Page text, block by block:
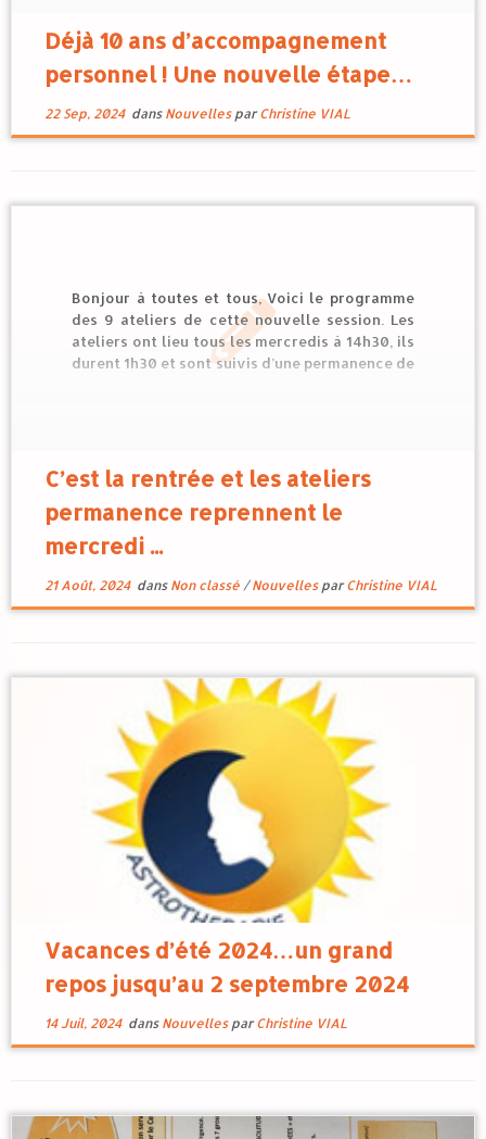
Déjà 10 ans d’accompagnement
personnel ! Une nouvelle étape…
22 Sep, 2024dans Nouvelles parChristine VIAL
Bonjour à toutes et tous, Voici le programme
des 9 ateliers de cette nouvelle session. Les
ateliers ont lieu tous les mercredis à 14h30, ils
durent 1h30 et sont suivis d’une permanence de
C’est la rentrée et les ateliers
permanence reprennent le
mercredi ...
21 Août, 2024dans Non classé /Nouvelles parChristine VIAL
Vacances d’été 2024…un grand
repos jusqu’au 2 septembre 2024
14 Juil, 2024dans Nouvelles parChristine VIAL